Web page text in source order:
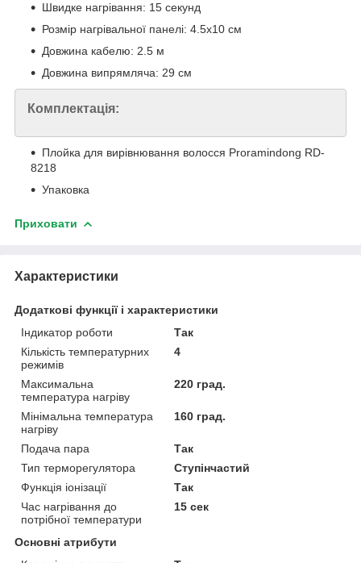
Швидке нагрівання: 15 секунд
Розмір нагрівальної панелі: 4.5x10 см
Довжина кабелю: 2.5 м
Довжина випрямляча: 29 см
Комплектація:
Плойка для вирівнювання волосся Proramindong RD-
8218
Упаковка
Приховати
Характеристики
Додаткові функції і характеристики
Індикатор роботи
Так
Кількість температурних
режимів
4
Максимальна
температура нагріву
220 град.
Мінімальна температура
нагріву
160 град.
Подача пара
Так
Тип терморегулятора
Ступінчастий
Функція іонізації
Так
Час нагрівання до
потрібної температури
15 сек
Основні атрибути